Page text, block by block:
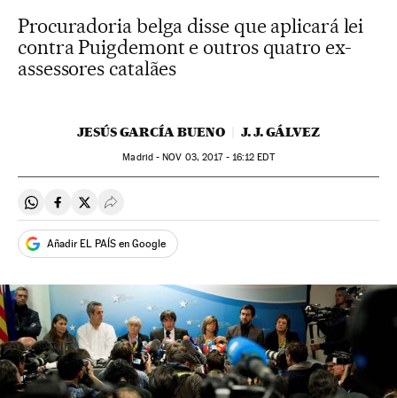
Procuradoria belga disse que aplicará lei
contra Puigdemont e outros quatro ex-
assessores catalães
JESÚS GARCÍA BUENO J. J. GÁLVEZ
Madrid -NOV 03, 2017 - 16:12 EDT
Compartir en Whatsapp
Compartir en Facebook
Compartir en Twitter
Desplegar Redes Sociales
Añadir EL PAÍS en Google